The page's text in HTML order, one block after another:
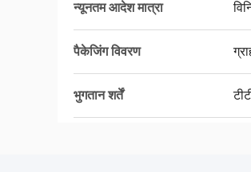
न्यूनतम आदेश मात्रा
पैकेजिंग विवरण
भुगतान शर्तें